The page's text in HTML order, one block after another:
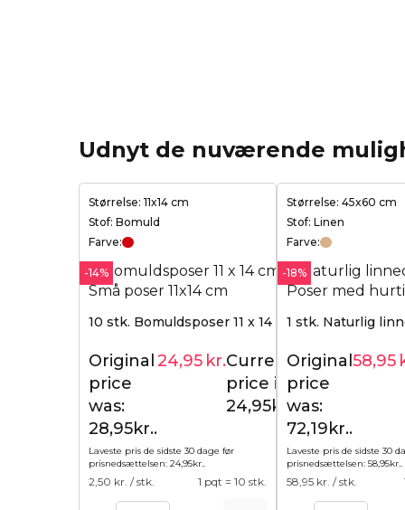
Udnyt de nuværende
Størrelse: 11x14 cm
Stof: Bomuld
Farve:
-14%
10 stk. Bomuldsposer 11 x 14 cm - rød
28,95 kr.
Original
price
was:
28,95kr..
24,95 kr.Current
price is:
24,95kr..
Laveste pris de sidste 30 dage før
prisnedsættelsen: 24,95kr.
2,50 kr. / stk. 1 pqt = 10 stk.
Størrelse: 45x60 cm
Stof: Linen
Farve:
-18%
1 stk. Naturlig
Original
price
was:
72,19kr..
58,95
Laveste pris de sidste 30
prisnedsættelsen: 58,95kr.
58,95 kr. / stk.